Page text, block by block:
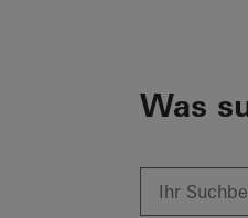
Was